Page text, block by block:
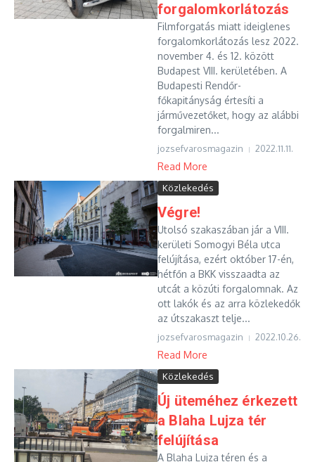
forgalomkorlátozás
Filmforgatás miatt ideiglenes
forgalomkorlátozás lesz 2022.
november 4. és 12. között
Budapest VIII. kerületében. A
Budapesti Rendőr-
főkapitányság értesíti a
járművezetőket, hogy az alábbi
forgalmiren...
jozsefvarosmagazin 2022.11.11.
Read More
Közlekedés
Végre!
Utolsó szakaszában jár a VIII.
kerületi Somogyi Béla utca
felújítása, ezért október 17-én,
hétfőn a BKK visszaadta az
utcát a közúti forgalomnak. Az
ott lakók és az arra közlekedők
az útszakaszt telje...
jozsefvarosmagazin 2022.10.26.
Read More
Közlekedés
Új üteméhez érkezett
a Blaha Lujza tér
felújítása
A Blaha Lujza téren és a